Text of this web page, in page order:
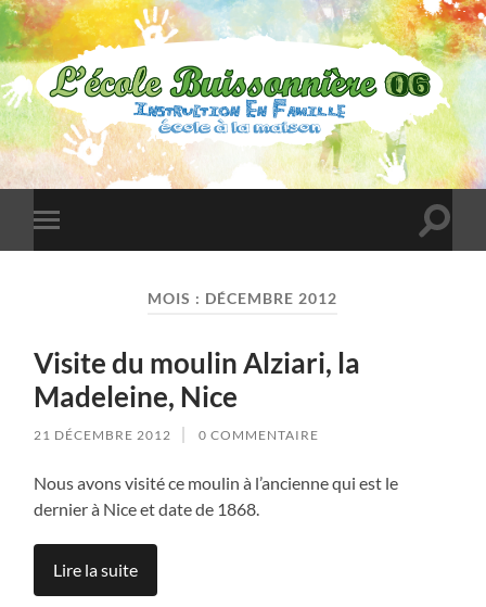
L'École
Buissonnière
06
Toggle
mobile
Toggle
MOIS : DÉCEMBRE 2012
Visite du moulin Alziari, la
Madeleine, Nice
21 DÉCEMBRE 2012 0 COMMENTAIRE
Nous avons visité ce moulin à l’ancienne qui est le
dernier à Nice et date de 1868.
Lire la suite